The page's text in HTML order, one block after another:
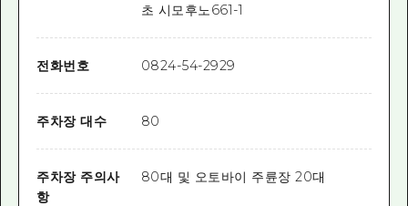
초 시모후노661-1
전화번호 0824-54-2929
주차장 대수 80
주차장 주의사
항
80대 및 오토바이 주륜장 20대